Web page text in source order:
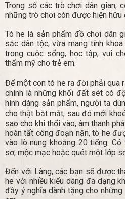
Trong số các trò chơi dân gian,
những trò chơi còn được hiện hữu
Tò he là sản phẩm đồ chơi dân
sắc dân tộc, vừa mang tính
trong cuộc sống, học tập, vui
thẩm mỹ cho trẻ em.
Để một con tò he ra đời phải qua
chính là những khối đất sét có
hình dáng sản phẩm, người ta
cho thật bắt mắt, sau đó mới
sao cho khi thổi vào, âm thanh
hoàn tất công đoạn nặn, tò he
vào lò nung khoảng 20 tiếng.
sơ, mộc mạc hoặc quét một lớp
Đến với Làng, các bạn sẽ được
he với nhiều kiểu dáng đa dạng
đầy ý nghĩa dành tặng cho